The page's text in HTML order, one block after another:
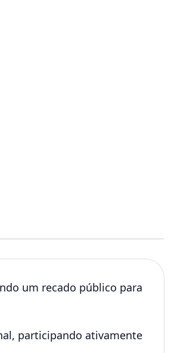
um recado público para
participando ativamente